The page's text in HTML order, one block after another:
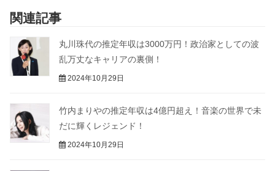
関連記事
丸川珠代の推定年収は3000万円！政治家としての波
乱万丈なキャリアの裏側！
2024年10月29日
竹内まりやの推定年収は4億円超え！音楽の世界で未
だに輝くレジェンド！
2024年10月29日